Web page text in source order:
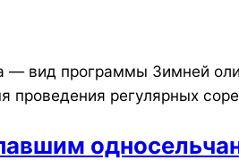
— вид программы Зимней
проведения регулярных